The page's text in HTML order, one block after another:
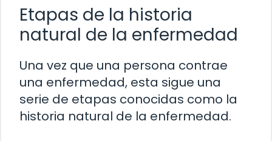
Etapas de la historia
natural de la enfermedad
Una vez que una persona contrae
una enfermedad, esta sigue una
serie de etapas conocidas como la
historia natural de la enfermedad.